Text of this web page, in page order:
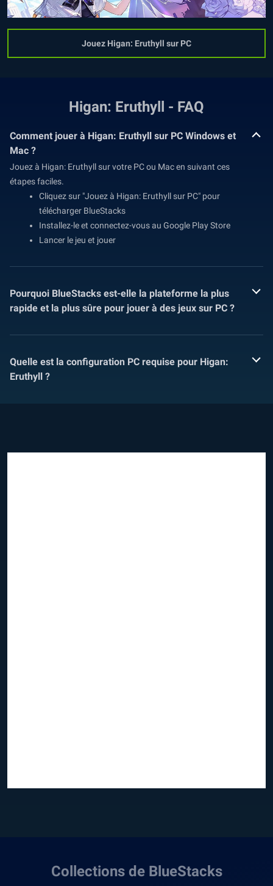
Jouez Higan: Eruthyll sur PC
Higan: Eruthyll - FAQ
Comment jouer à Higan: Eruthyll sur PC Windows et
Mac ?
Jouez à Higan: Eruthyll sur votre PC ou Mac en suivant ces
étapes faciles.
Cliquez sur "Jouez à Higan: Eruthyll sur PC" pour
télécharger BlueStacks
Installez-le et connectez-vous au Google Play Store
Lancer le jeu et jouer
Pourquoi BlueStacks est-elle la plateforme la plus
rapide et la plus sûre pour jouer à des jeux sur PC ?
Quelle est la configuration PC requise pour Higan:
Eruthyll ?
Collections de BlueStacks